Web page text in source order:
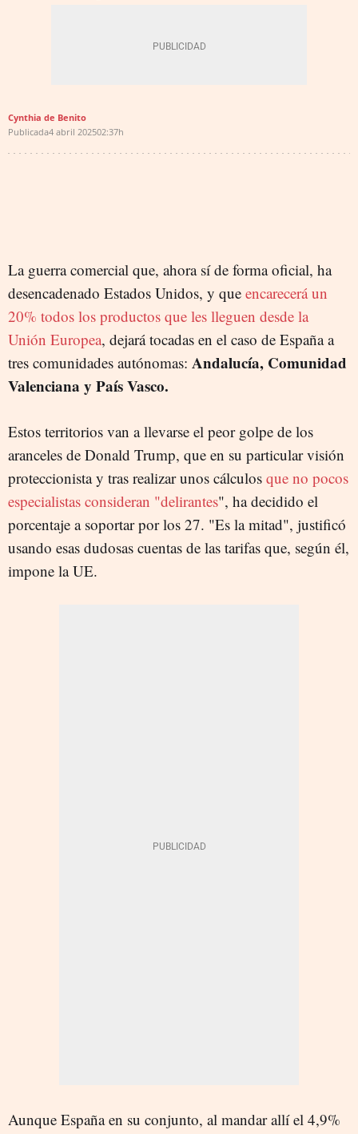
Cynthia de Benito
Publicada4 abril 202502:37h
La guerra comercial que, ahora sí de forma oficial, ha
desencadenado Estados Unidos, y que encarecerá un
20% todos los productos que les lleguen desde la
Unión Europea, dejará tocadas en el caso de España a
tres comunidades autónomas: Andalucía, Comunidad
Valenciana y País Vasco.
Estos territorios van a llevarse el peor golpe de los
aranceles de Donald Trump, que en su particular visión
proteccionista y tras realizar unos cálculos que no pocos
especialistas consideran "delirantes", ha decidido el
porcentaje a soportar por los 27. "Es la mitad", justificó
usando esas dudosas cuentas de las tarifas que, según él,
impone la UE.
Aunque España en su conjunto, al mandar allí el 4,9%